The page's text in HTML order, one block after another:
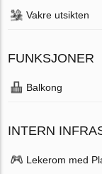
Vakre utsikten
FUNKSJONER
Balkong
INTERN
Lekerom med